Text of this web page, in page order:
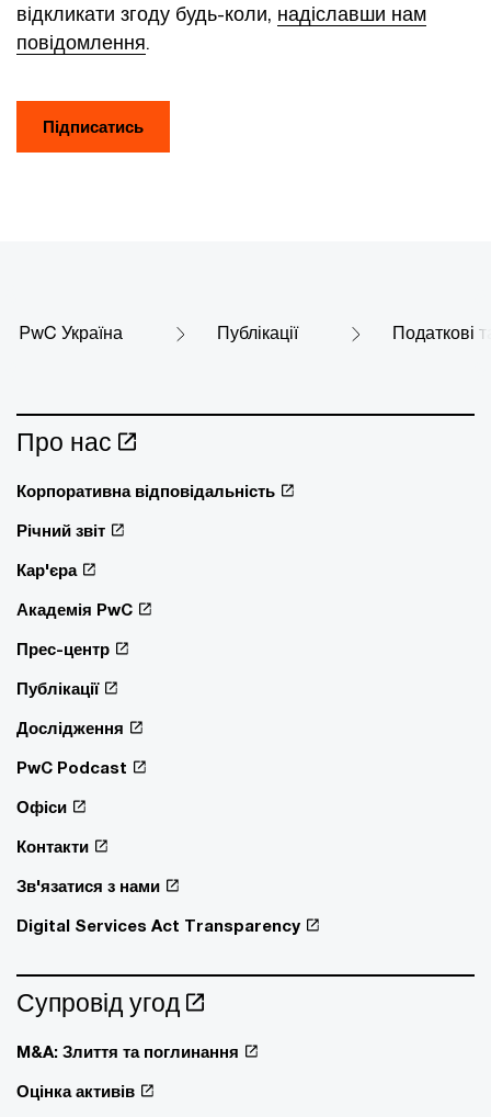
відкликати згоду будь-коли, надіславши нам
повідомлення.
Підписатись
PwC Україна Публікації Податкові
Про нас
Корпоративна відповідальність
Річний звіт
Кар'єра
Академія PwC
Прес-центр
Публікації
Дослідження
PwC Podcast
Офіси
Контакти
Зв'язатися з нами
Digital Services Act Transparency
Супровід угод
M&A: Злиття та поглинання
Оцінка активів